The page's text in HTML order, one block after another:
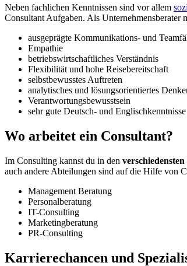
Neben fachlichen Kenntnissen sind vor allem
Consultant Aufgaben. Als Unternehmensberater
ausgeprägte Kommunikations- und
Empathie
betriebswirtschaftliches Verständnis
Flexibilität und hohe Reisebereitschaft
selbstbewusstes Auftreten
analytisches und lösungsorientiertes
Verantwortungsbewusstsein
sehr gute Deutsch- und Englischkenntnisse
Wo arbeitet ein Consultant?
Im Consulting kannst du in den
auch andere Abteilungen sind auf die Hilfe von
Management Beratung
Personalberatung
IT-Consulting
Marketingberatung
PR-Consulting
Karrierechancen und